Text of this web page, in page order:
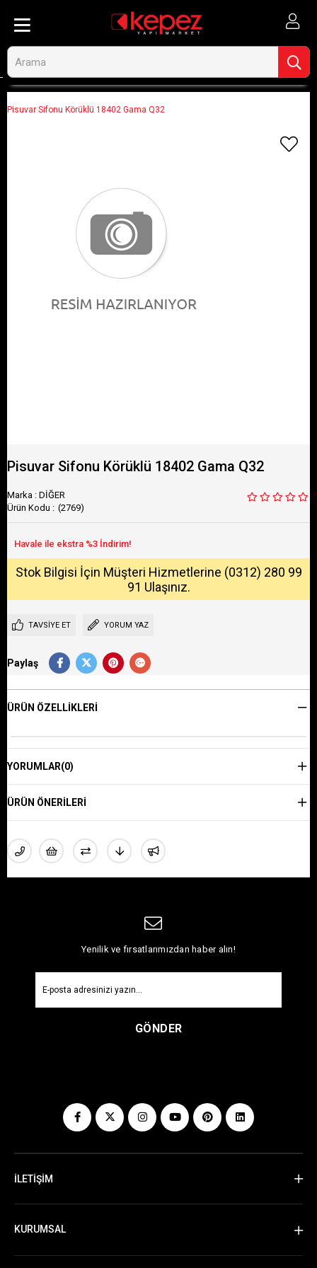
Pisuvar Sifonu Körüklü 18402 Gama Q32
Pisuvar Sifonu Körüklü 18402 Gama Q32
Marka : DİĞER
(2769)
Stok Bilgisi İçin Müşteri Hizmetlerine (0312) 280 99
91 Ulaşınız.
TAVSIYE ET YORUM YAZ
Paylaş
ÜRÜN ÖZELLIKLERI
YORUMLAR(0)
ÜRÜN ÖNERILERI
Yenilik ve fırsatlarımızdan haber alın!
GÖNDER
İLETİŞİM
KURUMSAL